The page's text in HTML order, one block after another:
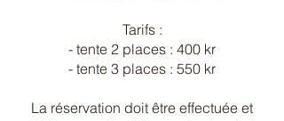
Tarifs :
- tente 2 places : 400 kr
- tente 3 places : 550 kr
La réservation doit être effectuée et